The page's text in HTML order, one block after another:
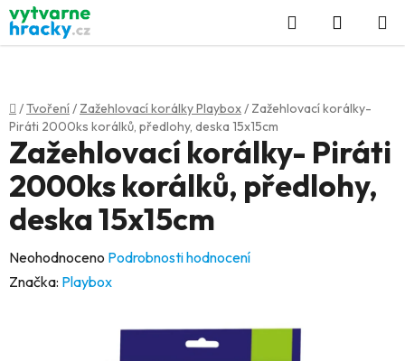
Přejít
na
obsah
Hledat
KOŠÍK
Domů
/Tvoření/ Zažehlovací korálky Playbox/ Zažehlovací korálky-
Piráti 2000ks korálků, předlohy, deska 15x15cm
Zažehlovací korálky- Piráti
2000ks korálků, předlohy,
deska 15x15cm
Průměrné
hodnocení
Neohodnoceno Podrobnosti hodnocení
Značka: Playbox